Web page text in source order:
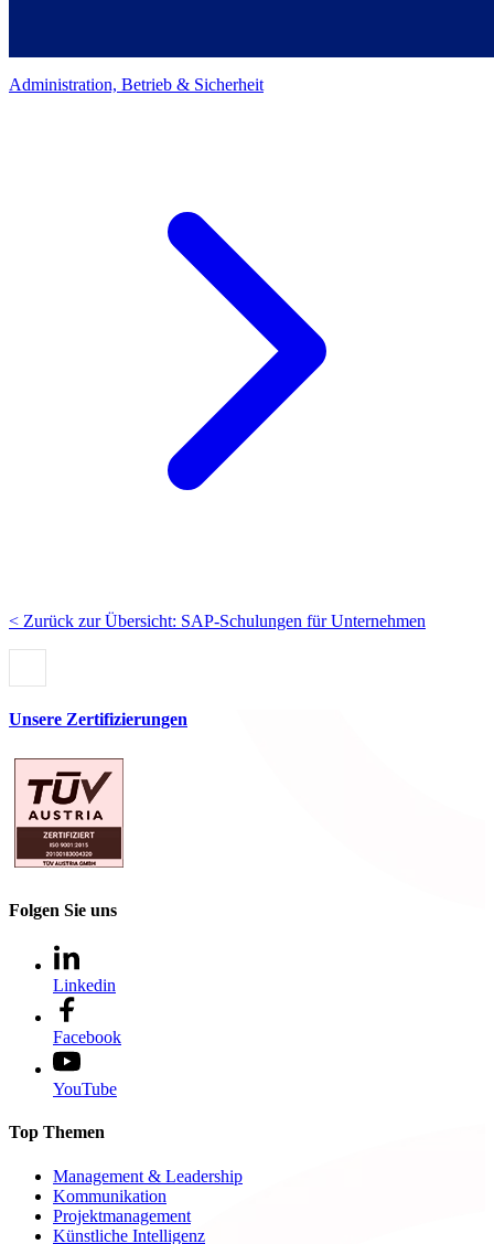
Administration, Betrieb & Sicherheit
< Zurück zur Übersicht: SAP-Schulungen für Unternehmen
Unsere Zertifizierungen
Folgen Sie uns
Linkedin
Facebook
YouTube
Top Themen
Management & Leadership
Kommunikation
Projektmanagement
Künstliche Intelligenz